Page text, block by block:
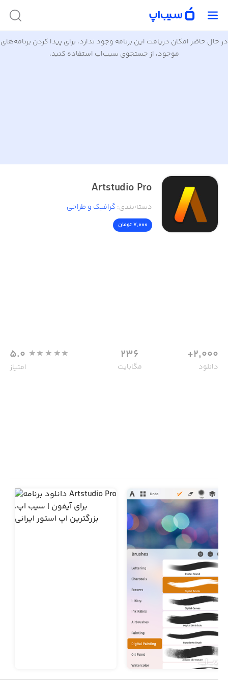
در حال حاضر امکان دریافت این برنامه وجود ندارد. برای پیدا کردن برنامه‌های
موجود، از جستجوی سیب‌اپ استفاده کنید.
Artstudio Pro
دسته‌بندی: گرافیک و طراحی
7,000 تومان
2,000+
دانلود
236
مگابایت
5.0
امتیاز